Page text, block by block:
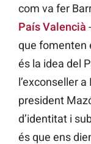
com va fer
País Valencià
que fomenten
és la idea del
l’exconseller
president
d’identitat i
és que ens